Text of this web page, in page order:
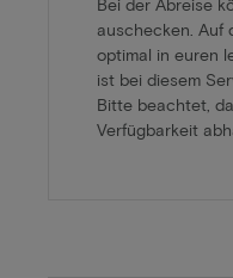
Bei der Abreise
auschecken. Auf
optimal in euren
ist bei diesem
Bitte beachtet,
Verfügbarkeit